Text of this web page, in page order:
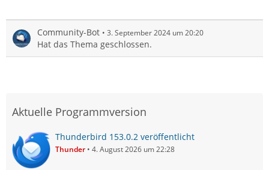
Community-Bot 3. September 2024 um 20:20
Hat das Thema geschlossen.
Aktuelle Programmversion
Thunderbird 153.0.2 veröffentlicht
Thunder 4. August 2026 um 22:28